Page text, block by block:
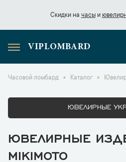
Скидки на часыи
Скидки начасы
VIPLOMBARD
Часовой ломбард Каталог
ЮВЕЛИРНЫЕ
ЮВЕЛИРНЫЕ
MIKIMOTO